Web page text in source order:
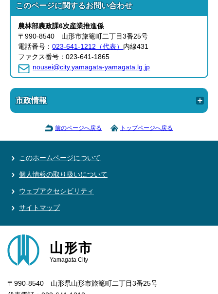
このページに関するお問い合わせ
農林部農政課6次産業推進係
〒990-8540 山形市旅篭町二丁目3番25号
電話番号：023-641-1212（代表） 内線431
ファクス番号：023-641-1865
nousei@city.yamagata-yamagata.lg.jp
市政情報
前のページへ戻る トップページへ戻る
このホームページについて
個人情報の取り扱いについて
ウェブアクセシビリティ
サイトマップ
山形市
Yamagata City
〒990-8540 山形県山形市旅篭町二丁目3番25号